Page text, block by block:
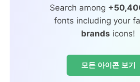
Search among
fonts including your
brands icons!
모든 아이콘 보기